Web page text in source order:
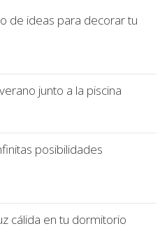
de ideas para decorar tu
junto a la piscina
posibilidades
cálida en tu dormitorio